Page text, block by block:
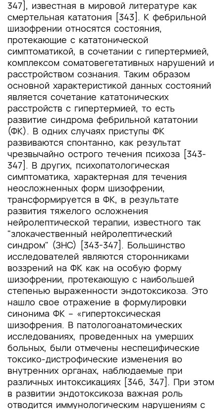
347], известная в мировой литературе как
смертельная кататония [343]. К фебрильной
шизофрении относятся состояния,
протекающие с кататонической
симптоматикой, в сочетании с гипертермией,
комплексом соматовегетативных нарушений и
расстройством сознания. Таким образом
основной характеристикой данных состояний
является сочетание кататонических
расстройств с гипертермией, то есть
развитие синдрома фебрильной кататонии
(ФК). В одних случаях приступы ФК
развиваются спонтанно, как результат
чрезвычайно острого течения психоза [343-
347]. В других, психопатологическая
симптоматика, характерная для течения
неосложненных форм шизофрении,
трансформируется в ФК, в результате
развития тяжелого осложнения
нейролептической терапии, известного так
"злокачественный нейролептический
синдром" (ЗНС) [343-347]. Большинство
исследователей являются сторонниками
воззрений на ФК как на особую форму
шизофрении, протекающую с наибольшей
степенью выраженности эндотоксикоза. Это
нашло свое отражение в формулировки
синонима ФК – «гипертоксическая
шизофрения. В патологоанатомических
исследованиях, проведенных на умерших
больных, были отмечены неспецифические
токсико-дистрофические изменения во
внутренних органах, наблюдаемые при
различных интоксикациях [346, 347]. При этом
в развитии эндотоксикоза важная роль
отводится иммунологическим нарушениям с